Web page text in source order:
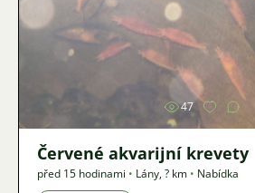
Obrázek
47
Červené akvarijní krevety
před 15 hodinami • Lány,? km • Nabídka